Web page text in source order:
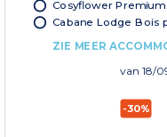
Cosyflower
Cabane Lodge Bois
ZIE MEER
van 18/
-30%